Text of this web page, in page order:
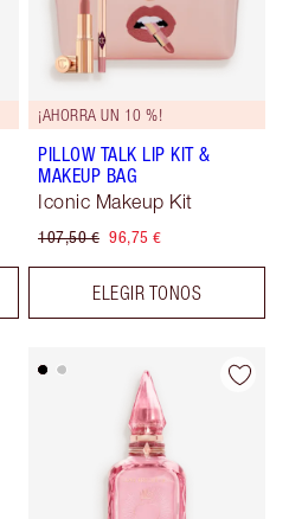
¡AHORRA UN 10 %!
PILLOW TALK LIP KIT &
MAKEUP BAG
Iconic Makeup Kit
107,50 € 96,75 €
ELEGIR TONOS